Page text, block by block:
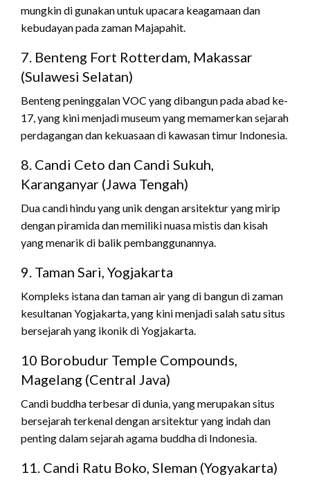
mungkin di gunakan untuk upacara keagamaan dan
kebudayan pada zaman Majapahit.
7. Benteng Fort Rotterdam, Makassar
(Sulawesi Selatan)
Benteng peninggalan VOC yang dibangun pada abad ke-
17, yang kini menjadi museum yang memamerkan sejarah
perdagangan dan kekuasaan di kawasan timur Indonesia.
8. Candi Ceto dan Candi Sukuh,
Karanganyar (Jawa Tengah)
Dua candi hindu yang unik dengan arsitektur yang mirip
dengan piramida dan memiliki nuasa mistis dan kisah
yang menarik di balik pembanggunannya.
9. Taman Sari, Yogjakarta
Kompleks istana dan taman air yang di bangun di zaman
kesultanan Yogjakarta, yang kini menjadi salah satu situs
bersejarah yang ikonik di Yogjakarta.
10 Borobudur Temple Compounds,
Magelang (Central Java)
Candi buddha terbesar di dunia, yang merupakan situs
bersejarah terkenal dengan arsitektur yang indah dan
penting dalam sejarah agama buddha di Indonesia.
11. Candi Ratu Boko, Sleman (Yogyakarta)